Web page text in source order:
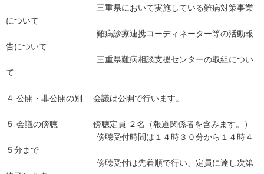
三重県において実施している難病対策事業
について
難病診療連携コーディネーター等の活動報
告について
三重県難病相談支援センターの取組につい
て
４ 公開・非公開の別 会議は公開で行います。
５ 会議の傍聴 傍聴定員 ２名（報道関係者を含みます。）
傍聴受付時間は１４時３０分から１４時４
５分まで
傍聴受付は先着順で行い、定員に達し次第